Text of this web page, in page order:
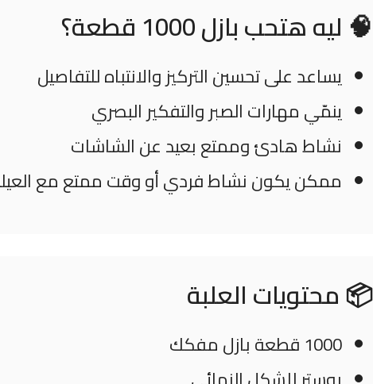
🧠 ليه هتحب بازل 1000 قطعة؟
يساعد على تحسين التركيز والانتباه للتفاصيل
ينمّي مهارات الصبر والتفكير البصري
نشاط هادئ وممتع بعيد عن الشاشات
ممكن يكون نشاط فردي أو وقت ممتع مع
📦 محتويات العلبة
1000 قطعة بازل مفكك